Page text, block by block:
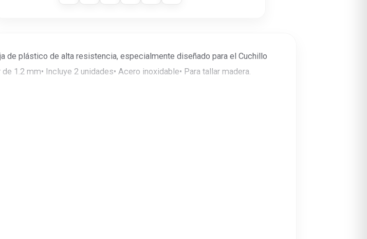
de plástico de alta resistencia, especialmente diseñado para el Cuchillo
1.2 mm• Incluye 2 unidades• Acero inoxidable• Para tallar madera.